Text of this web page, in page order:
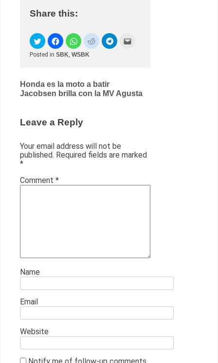
Share this:
Posted in SBK, WSBK
Post
navigation
Honda es la moto a batir
Jacobsen brilla con la MV Agusta
Leave a Reply
Your email address will not be
published. Required fields are marked
*
Comment *
Name
Email
Website
Notify me of follow-up comments